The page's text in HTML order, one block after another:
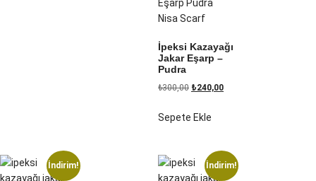
İpeksi Kazayağı
Jakar Eşarp –
Pudra
₺300,00 ₺240,00
Sepete Ekle
İndirim! İndirim!